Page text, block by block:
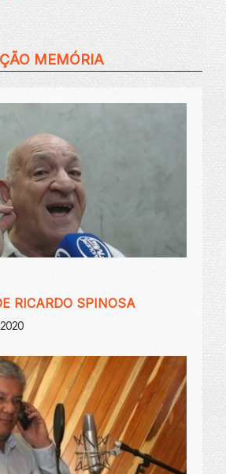
MEMÓRIA
RICARDO SPINOSA